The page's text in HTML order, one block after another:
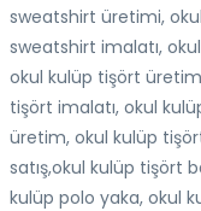
sweatshirt üretimi,
sweatshirt imalatı,
okul kulüp tişört
tişört imalatı, okul
üretim, okul kulüp
satış,okul kulüp tişört
kulüp polo yaka, okul